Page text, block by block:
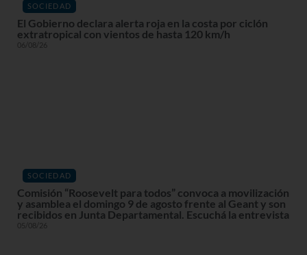
SOCIEDAD
El Gobierno declara alerta roja en la costa por ciclón
extratropical con vientos de hasta 120 km/h
06/08/26
SOCIEDAD
Comisión “Roosevelt para todos” convoca a movilización
y asamblea el domingo 9 de agosto frente al Geant y son
recibidos en Junta Departamental. Escuchá la entrevista
05/08/26